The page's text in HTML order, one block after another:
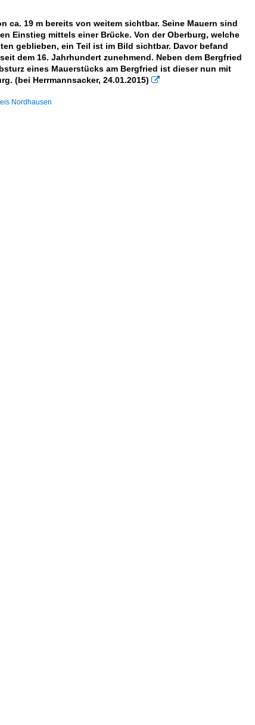
ca. 19 m bereits von weitem sichtbar. Seine Mauern sind
Einstieg mittels einer Brücke. Von der Oberburg, welche
geblieben, ein Teil ist im Bild sichtbar. Davor befand
dem 16. Jahrhundert zunehmend. Neben dem Bergfried
eines Mauerstücks am Bergfried ist dieser nun mit
(bei Herrmannsacker, 24.01.2015) 
Nordhausen